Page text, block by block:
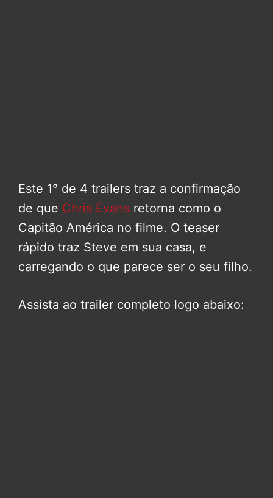
Este 1° de 4 trailers traz a confirmação
de que Chris Evans retorna como o
Capitão América no filme. O teaser
rápido traz Steve em sua casa, e
carregando o que parece ser o seu filho.
Assista ao trailer completo logo abaixo: